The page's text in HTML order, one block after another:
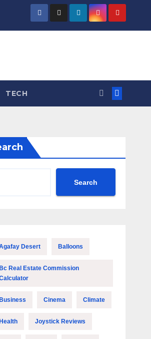
TECH
Search
Desert Balloons
Bc Real Estate Commission
Business Cinema Climate
Health Joystick Reviews